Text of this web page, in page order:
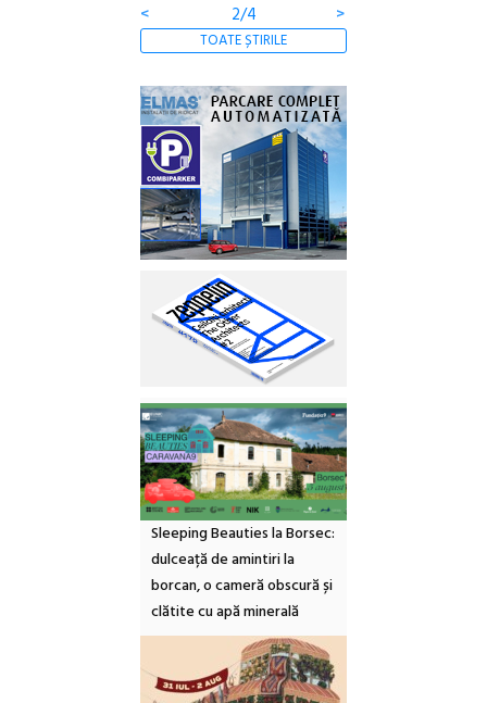
<
2/4 >
TOATE ȘTIRILE
Sleeping Beauties la Borsec:
dulceață de amintiri la
borcan, o cameră obscură și
clătite cu apă minerală